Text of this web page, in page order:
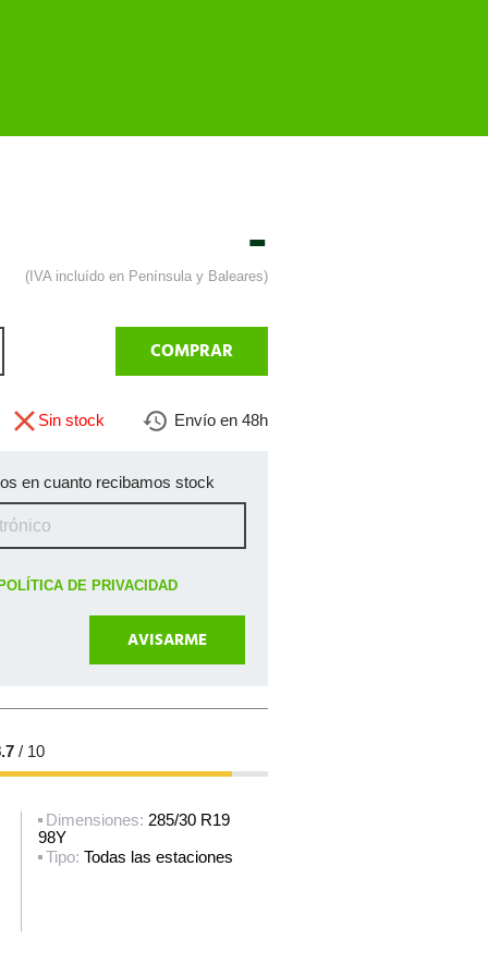
-
(IVA incluído en Península y Baleares)
COMPRAR
Sin stock Envío en 48h
en cuanto recibamos stock
POLÍTICA DE PRIVACIDAD
/ 10
Dimensiones: 285/30 R19
98Y
Tipo: Todas las estaciones